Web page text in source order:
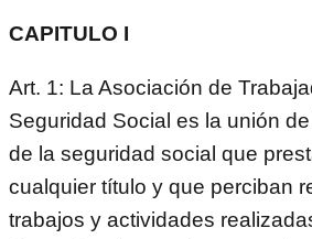
CAPITULO I
Art. 1: La Asociación de
Seguridad Social es la unión
de la seguridad social que
cualquier título y que perciban
trabajos y actividades